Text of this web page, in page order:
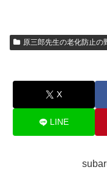
原三郎先生の老化防止の
X
LINE